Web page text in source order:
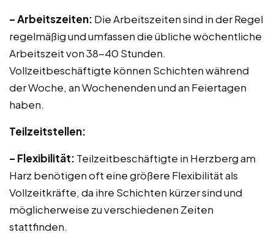
– Arbeitszeiten: Die Arbeitszeiten sind in der Regel
regelmäßig und umfassen die übliche wöchentliche
Arbeitszeit von 38-40 Stunden.
Vollzeitbeschäftigte können Schichten während
der Woche, an Wochenenden und an Feiertagen
haben.
Teilzeitstellen:
– Flexibilität: Teilzeitbeschäftigte in Herzberg am
Harz benötigen oft eine größere Flexibilität als
Vollzeitkräfte, da ihre Schichten kürzer sind und
möglicherweise zu verschiedenen Zeiten
stattfinden.